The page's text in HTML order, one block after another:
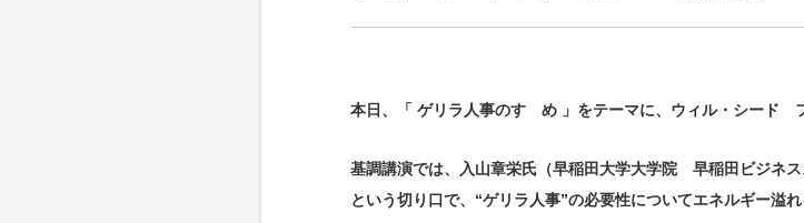
本日、「 ゲリラ人事のすゝめ 」をテーマに、ウィル・シード
基調講演では、入山章栄氏（早稲田大学大学院 早稲田ビジネス
という切り口で、“ゲリラ人事”の必要性についてエネルギー溢